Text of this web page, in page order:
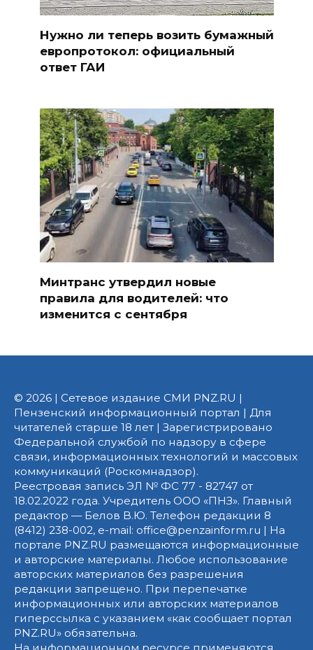
Нужно ли теперь возить бумажный
европротокол: официальный
ответ ГАИ
Минтранс утвердил новые
правила для водителей: что
изменится с сентября
© 2026 | Сетевое издание СМИ PNZ.RU |
Пензенский информационный портал | Для
читателей старше 18 лет | Зарегистрировано
Федеральной службой по надзору в сфере
связи, информационных технологий и массовых
коммуникаций (Роскомнадзор).
Реестровая запись ЭЛ № ФС 77 - 82747 от
18.02.2022 года. Учредитель ООО «ПНЗ». Главный
редактор — Белов В.Ю. Телефон редакции 8
(8412) 238-002, e-mail: office@penzainform.ru | На
портале PNZ.RU размещаются информационные
и авторские материалы. Любое использование
авторских материалов без разрешения
редакции запрещено. При перепечатке
информационных или авторских материалов
гиперссылка с указанием «как сообщает портал
PNZ.RU» обязательна.
На информационном ресурсе применяются